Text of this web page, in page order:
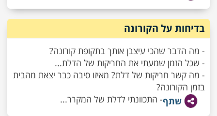
בדיחות על הקורונה
- מה הדבר שהכי עיצבן אותך בתקופת קורונה?
- שכל הזמן שמעתי את החריקות של הדלת...
- מה קשר חריקות של דלת? מאיזו סיבה כבר יצאת מהבית
בזמן הקורונה?
- התכוונתי לדלת של המקרר...שתף